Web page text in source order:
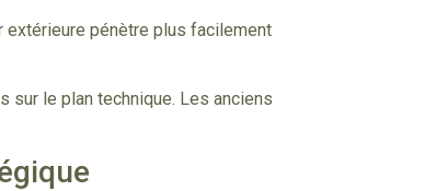
extérieure pénètre plus facilement
sur le plan technique. Les anciens